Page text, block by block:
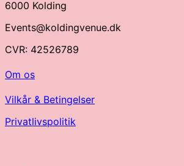
6000 Kolding
Events@koldingvenue.dk
CVR: 42526789
Om os
Vilkår & Betingelser
Privatlivspolitik